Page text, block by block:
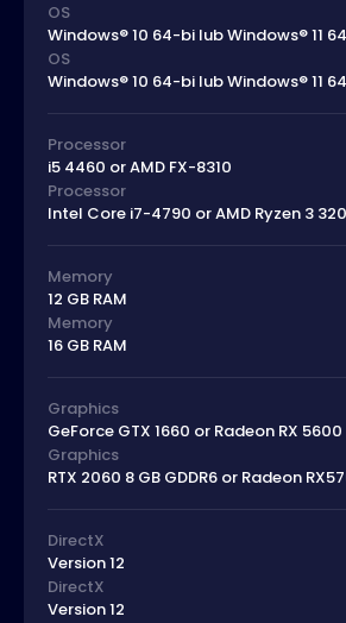
OS
Windows® 10 64-bi lub Windows® 11
OS
Windows® 10 64-bi lub Windows® 11
Processor
i5 4460 or AMD FX-8310
Processor
Intel Core i7-4790 or AMD Ryzen 3
Memory
12 GB RAM
Memory
16 GB RAM
Graphics
GeForce GTX 1660 or Radeon RX 5600
Graphics
RTX 2060 8 GB GDDR6 or Radeon
DirectX
Version 12
DirectX
Version 12